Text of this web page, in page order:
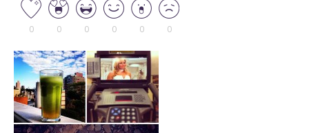
0 0 0 0 0 0